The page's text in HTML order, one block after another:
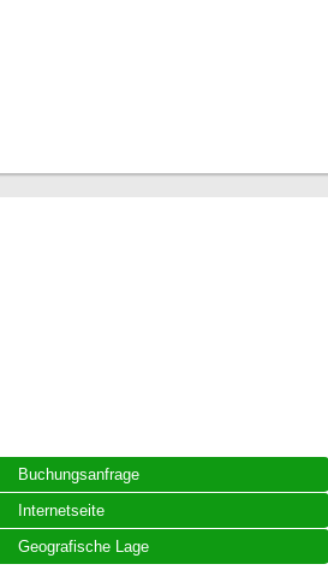
Buchungsanfrage
Internetseite
Geografische Lage